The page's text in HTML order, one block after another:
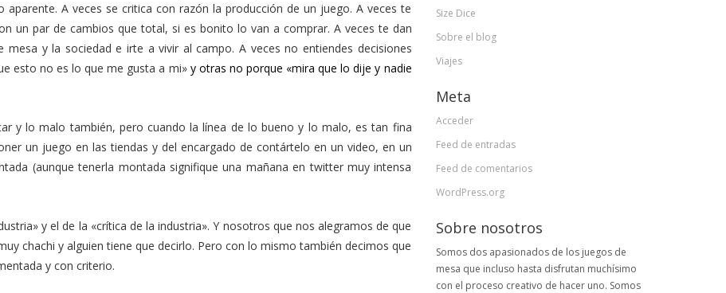
A veces se critica con razón la producción de un juego. A veces te
un par de cambios que total, si es bonito lo van a comprar. A veces te dan
y la sociedad e irte a vivir al campo. A veces no entiendes decisiones
esto no es lo que me gusta a mi» y otras no porque «mira que lo dije y nadie
y lo malo también, pero cuando la línea de lo bueno y lo malo, es tan fina
un juego en las tiendas y del encargado de contártelo en un video, en un
(aunque tenerla montada signifique una mañana en twitter muy intensa
y el de la «crítica de la industria». Y nosotros que nos alegramos de que
chachi y alguien tiene que decirlo. Pero con lo mismo también decimos que
y con criterio.
Size Dice
Sobre el blog
Viajes
Meta
Acceder
Feed de entradas
Feed de comentarios
WordPress.org
Sobre nosotros
Somos dos apasionados de los juegos de
mesa que incluso hasta disfrutan muchísimo
con el proceso creativo de hacer uno. Somos